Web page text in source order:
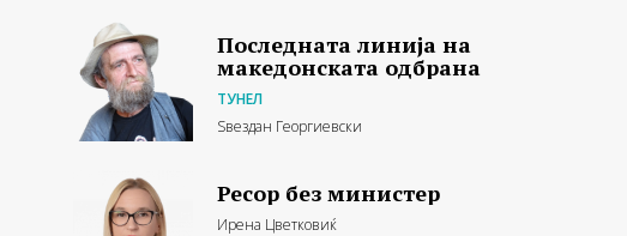
Последната линија на
македонската одбрана
ТУНЕЛ
Ѕвездан Георгиевски
Ресор без министер
Ирена Цветковиќ